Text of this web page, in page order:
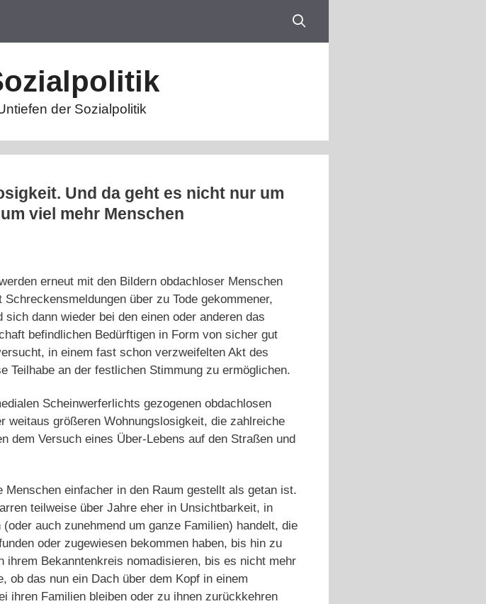
der Sozialpolitik
Und da geht es nicht nur um
viel mehr Menschen
erneut mit den Bildern obdachloser Menschen
über zu Tode gekommener,
dann wieder bei den einen oder anderen das
befindlichen Bedürftigen in Form von sicher gut
in einem fast schon verzweifelten Akt des
Teilhabe an der festlichen Stimmung zu ermöglichen.
Scheinwerferlichts gezogenen obdachlosen
weitaus größeren Wohnungslosigkeit, die zahlreiche
dem Versuch eines Über-Lebens auf den Straßen und
einfacher in den Raum gestellt als getan ist.
teilweise über Jahre eher in Unsichtbarkeit, in
auch zunehmend um ganze Familien) handelt, die
oder zugewiesen bekommen haben, bis hin zu
ihrem Bekanntenkreis nomadisieren, bis es nicht mehr
ob das nun ein Dach über dem Kopf in einem
ihren Familien bleiben oder zu ihnen zurückkehren